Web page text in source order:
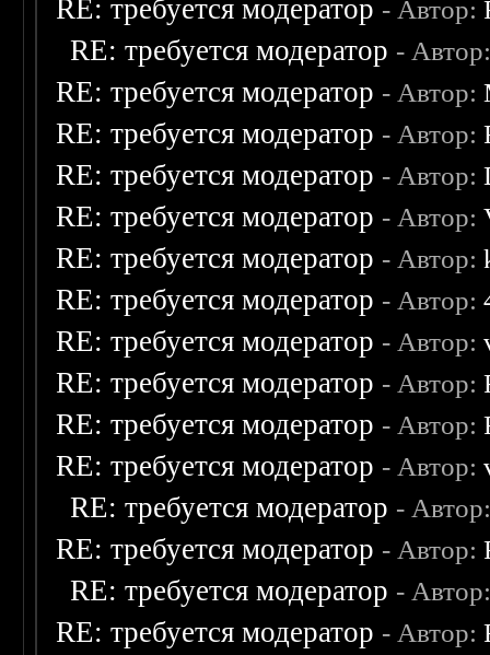
RE: требуется модератор - Автор:
RE: требуется модератор -
RE: требуется модератор - Автор:
RE: требуется модератор - Автор:
RE: требуется модератор - Автор:
RE: требуется модератор - Автор:
RE: требуется модератор - Автор:
RE: требуется модератор - Автор:
RE: требуется модератор - Автор:
RE: требуется модератор - Автор:
RE: требуется модератор - Автор:
RE: требуется модератор - Автор:
RE: требуется модератор -
RE: требуется модератор - Автор:
RE: требуется модератор -
RE: требуется модератор - Автор: